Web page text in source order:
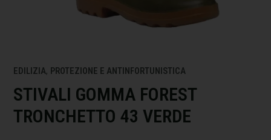
EDILIZIA, PROTEZIONE E ANTINFORTUNISTICA
STIVALI GOMMA FOREST
TRONCHETTO 43 VERDE